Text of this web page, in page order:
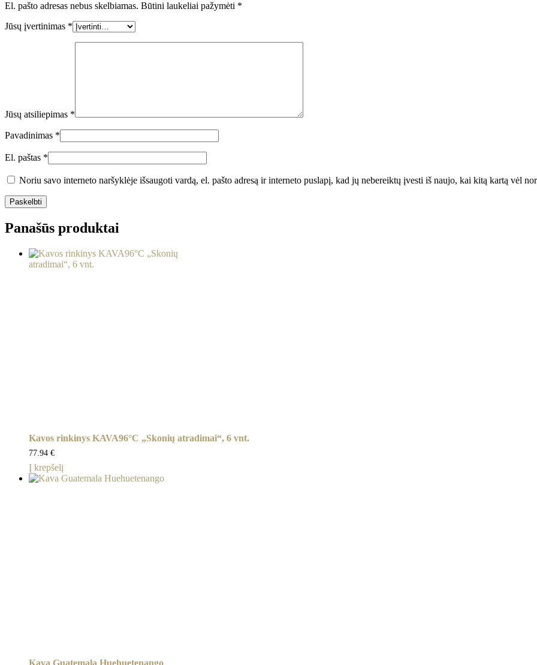
El. pašto adresas nebus skelbiamas. Būtini laukeliai pažymėti *
Jūsų įvertinimas *
Jūsų atsiliepimas *
Pavadinimas *
El. paštas *
Noriu savo interneto naršyklėje išsaugoti vardą, el. pašto adresą ir interneto puslapį, kad jų nebereiktų įvesti iš naujo, kai kitą kartą vėl
Panašūs produktai
Kavos rinkinys KAVA96°C „Skonių atradimai“, 6 vnt.
77.94 €
Į krepšelį
Kava Guatemala Huehuetenango